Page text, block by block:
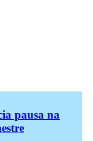
pausa na